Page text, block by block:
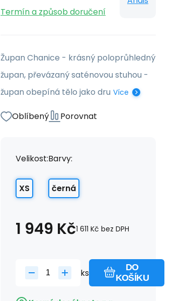
Termín a způsob doručení
Župan Chanice - krásný poloprůhledný
župan, převázaný saténovou stuhou -
župan obepíná tělo jako dru Více
Oblíbený Porovnat
Velikost:
XS
Barvy:
černá
1 949 Kč1 611 Kč bez DPH
ks
DO
KOŠÍKU